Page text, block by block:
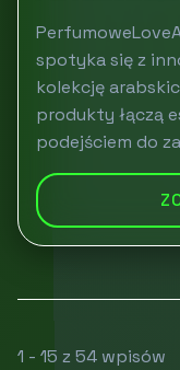
spotyka się z
kolekcję
produkty łączą
podejściem do
1 - 15 z 54 wpisów